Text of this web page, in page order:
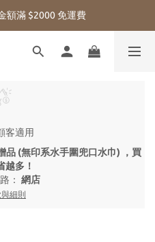
額滿 $2000 免運費
客適用
品 (無印系水手圍兜口水巾) ，買
越多！
： 網店
細則